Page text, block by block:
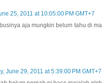
25, 2011 at 10:05:00 PM GMT+7
aja mungkin belum tahu di
June 29, 2011 at 5:39:00 PM GMT+7